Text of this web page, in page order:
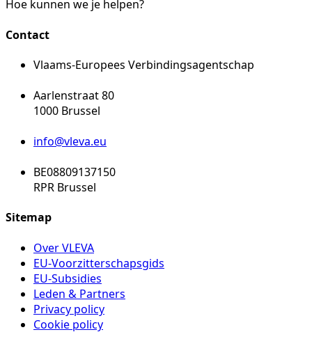
Hoe kunnen we je helpen?
Contact
Vlaams-Europees Verbindingsagentschap
Aarlenstraat 80
1000 Brussel
info@vleva.eu
BE08809137150
RPR Brussel
Sitemap
Over VLEVA
EU-Voorzitterschapsgids
EU-Subsidies
Leden & Partners
Privacy policy
Cookie policy